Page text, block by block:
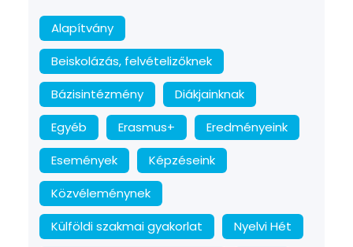
Alapítvány
Beiskolázás, felvételizőknek
Bázisintézmény
Diákjainknak
Egyéb
Erasmus+
Eredményeink
Események
Képzéseink
Közvéleménynek
Külföldi szakmai gyakorlat
Nyelvi Hét